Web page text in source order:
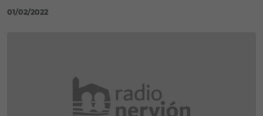
01/02/2022